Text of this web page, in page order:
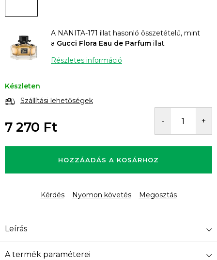
A NANITA-171 illat hasonló összetételű, mint
a Gucci Flora Eau de Parfum illat.
Részletes információ
Készleten
Szállítási lehetőségek
7 270 Ft
HOZZÁADÁS A KOSÁRHOZ
Kérdés Nyomon követés Megosztás
Leírás
A termék paraméterei